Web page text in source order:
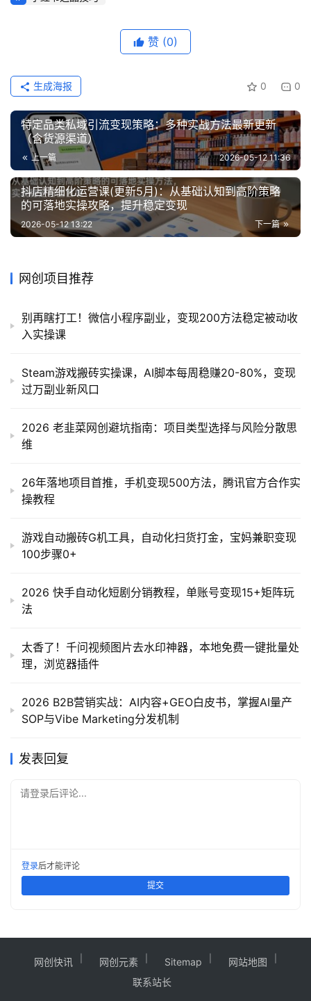
赞 (0)
0 0
生成海报
特定品类私域引流变现策略：多种实战方法最新更新
（含货源渠道）
上一篇 2026-05-12 11:36
抖店精细化运营课(更新5月)：从基础认知到高阶策略
的可落地实操攻略，提升稳定变现
下一篇
2026-05-12 13:22
网创项目推荐
别再瞎打工！微信小程序副业，变现200方法稳定被动收
入实操课
Steam游戏搬砖实操课，AI脚本每周稳赚20-80%，变现
过万副业新风口
2026 老韭菜网创避坑指南：项目类型选择与风险分散思
维
26年落地项目首推，手机变现500方法，腾讯官方合作实
操教程
游戏自动搬砖G机工具，自动化扫货打金，宝妈兼职变现
100步骤0+
2026 快手自动化短剧分销教程，单账号变现15+矩阵玩
法
太香了！千问视频图片去水印神器，本地免费一键批量处
理，浏览器插件
2026 B2B营销实战：AI内容+GEO白皮书，掌握AI量产
SOP与Vibe Marketing分发机制
发表回复
请登录后评论...
登录后才能评论
提交
网创快讯 网创元素 Sitemap
网站地图
联系站长